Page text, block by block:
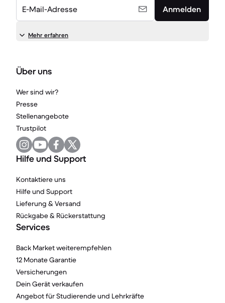
E-Mail-Adresse Anmelden
Mehr erfahren
Über uns
Wer sind wir?
Presse
Stellenangebote
Trustpilot
Hilfe und Support
Kontaktiere uns
Hilfe und Support
Lieferung & Versand
Rückgabe & Rückerstattung
Services
Back Market weiterempfehlen
12 Monate Garantie
Versicherungen
Dein Gerät verkaufen
Angebot für Studierende und Lehrkräfte